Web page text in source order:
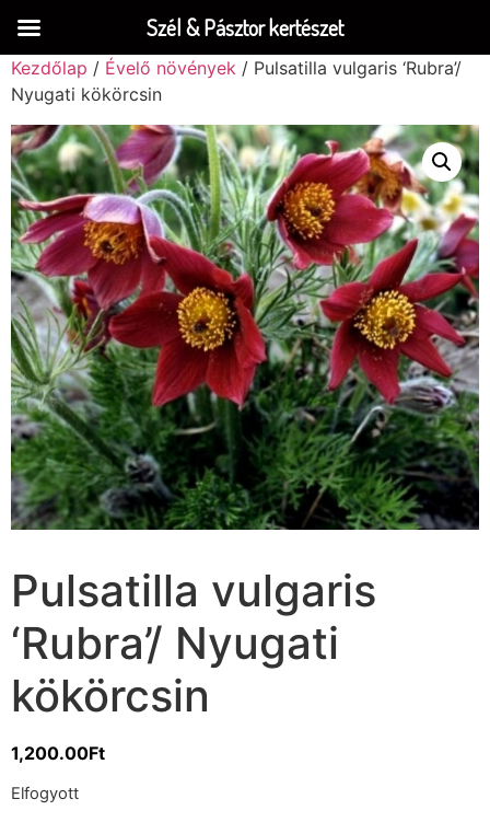
Kezdőlap / Évelő növények / Pulsatilla vulgaris ‘Rubra’/
Nyugati kökörcsin
Pulsatilla vulgaris
‘Rubra’/ Nyugati
kökörcsin
1,200.00Ft
Elfogyott
Szél & Pásztor kertészet